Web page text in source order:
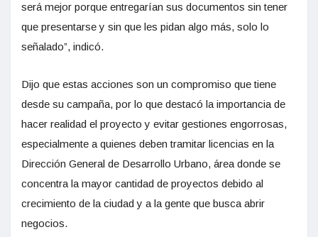
será mejor porque entregarían sus documentos sin tener
que presentarse y sin que les pidan algo más, solo lo
señalado”, indicó.
Dijo que estas acciones son un compromiso que tiene
desde su campaña, por lo que destacó la importancia de
hacer realidad el proyecto y evitar gestiones engorrosas,
especialmente a quienes deben tramitar licencias en la
Dirección General de Desarrollo Urbano, área donde se
concentra la mayor cantidad de proyectos debido al
crecimiento de la ciudad y a la gente que busca abrir
negocios.